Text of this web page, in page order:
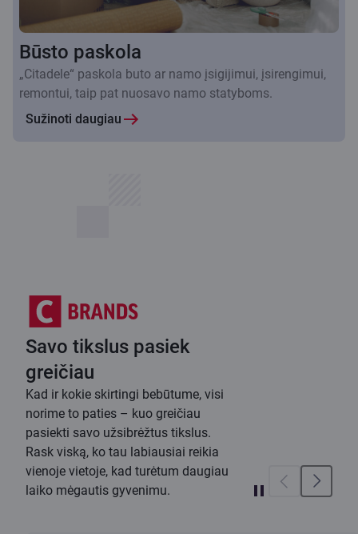
Būsto paskola
„Citadele“ paskola buto ar namo įsigijimui, įsirengimui,
remontui, taip pat nuosavo namo statyboms.
Sužinoti daugiau
Savo tikslus pasiek
greičiau
Kad ir kokie skirtingi bebūtume, visi
norime to paties – kuo greičiau
pasiekti savo užsibrėžtus tikslus.
Rask viską, ko tau labiausiai reikia
vienoje vietoje, kad turėtum daugiau
laiko mėgautis gyvenimu.